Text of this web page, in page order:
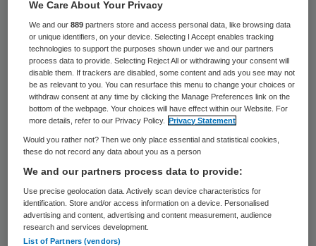
zetten onder een aangenomen
initiatiefwetsvoorstel van de SP over
verplichte aanbestedingen in de thuiszorg.
Het wetsvoorstel is bedoeld om te
voorkomen dat thuiszorgaanbieders als
gevolg van scherpe aanbesteding door de
gemeenten gedwongen worden om onder
de kostprijs te werken. De Eerste en
Tweede Kamer schaarden zich eerder
achter het voorstel, maar tot ontzetting
van initiatiefnemer SP-Tweede Kamerlid
We Care About Your Privacy
We and our889 partners store and access personal data, like browsing data
or unique identifiers, on your device. Selecting I Accept enables tracking
technologies to support the purposes shown under we and our partners
process data to provide. Selecting Reject All or withdrawing your consent will
disable them. If trackers are disabled, some content and ads you see may not
be as relevant to you. You can resurface this menu to change your choices or
withdraw consent at any time by clicking the Manage Preferences link on the
bottom of the webpage. Your choices will have effect within our Website. For
more details, refer to our Privacy Policy.
Privacy Statement
Would you rather not? Then we only place essential and statistical cookies,
these do not record any data about you as a person
We and our partners process data to provide:
Use precise geolocation data. Actively scan device characteristics for
identification. Store and/or access information on a device. Personalised
advertising and content, advertising and content measurement, audience
research and services development.
List of Partners (vendors)